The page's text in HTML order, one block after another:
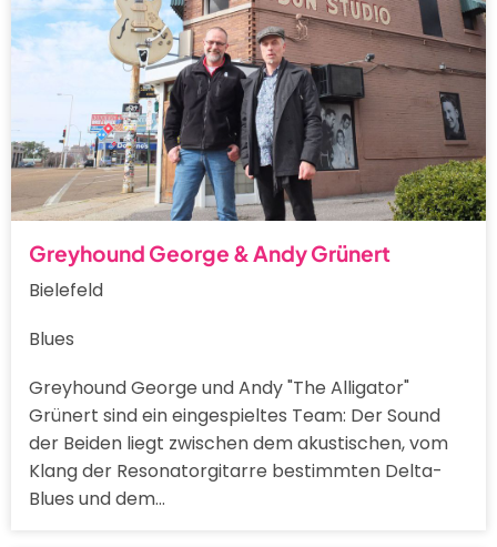
Greyhound George & Andy Grünert
Bielefeld
Blues
Greyhound George und Andy "The Alligator"
Grünert sind ein eingespieltes Team: Der Sound
der Beiden liegt zwischen dem akustischen, vom
Klang der Resonatorgitarre bestimmten Delta-
Blues und dem…